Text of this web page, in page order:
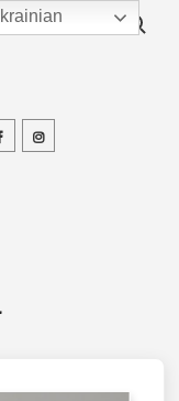
Search
FacebookInstagram